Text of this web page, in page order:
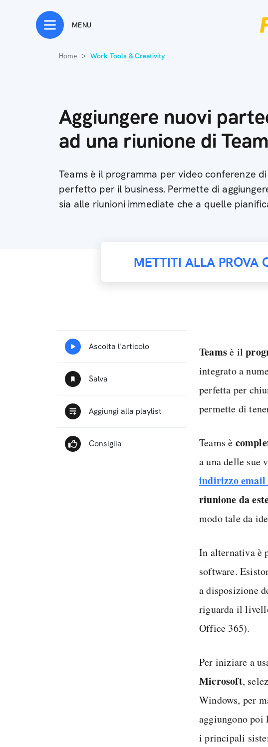
MENU
Home Work Tools & Creativity
Aggiungere nuovi
ad una riunione di
Teams è il programma per video conferenze
perfetto per il business. Permette di
sia alle riunioni immediate che a quelle
METTITI ALLA PROVA
Teamsè il
integrato a
perfetta per
permette di
Teams è
a una delle sue
indirizzo
riunione da
modo tale da
In alternativa è
software.
a disposizione
riguarda il
Office 365).
Per iniziare a
Microsoft,
Windows, per
aggiungono poi
i principali